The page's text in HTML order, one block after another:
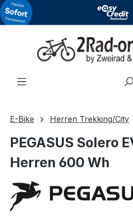
Zum Hauptinhalt springen
E-Bike Herren Trekking/City
PEGASUS Solero
Herren 600 Wh